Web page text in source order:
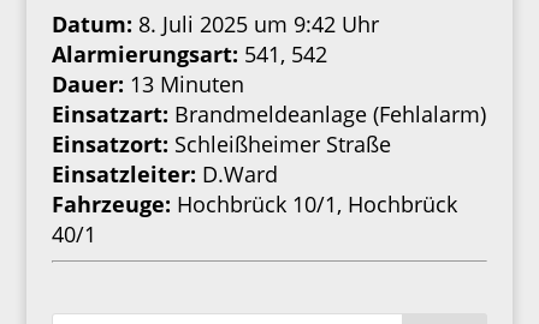
Datum: 8. Juli 2025 um 9:42 Uhr
Alarmierungsart: 541, 542
Dauer: 13 Minuten
Einsatzart: Brandmeldeanlage (Fehlalarm)
Einsatzort: Schleißheimer Straße
Einsatzleiter: D.Ward
Fahrzeuge: Hochbrück 10/1, Hochbrück
40/1